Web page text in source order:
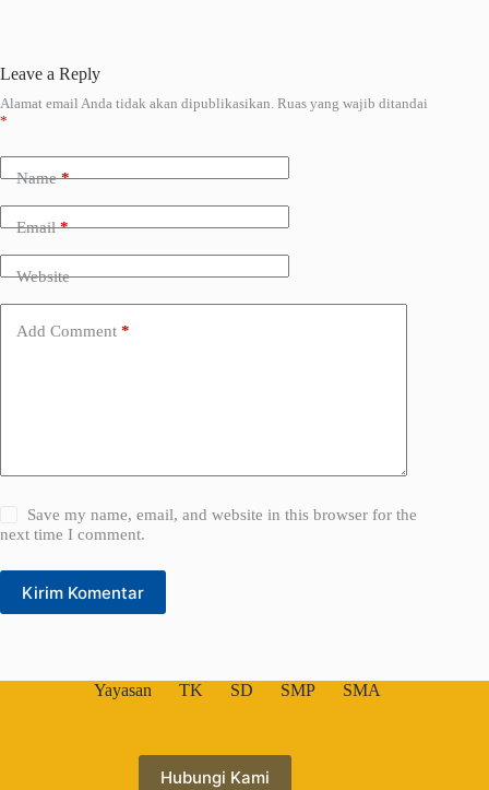
Leave a Reply
Alamat email Anda tidak akan dipublikasikan. Ruas yang wajib ditandai
*
Name*
Email*
Website
Add Comment *
Save my name, email, and website in this browser for the
next time I comment.
Kirim Komentar
A
l
r
n
v
e
Yayasan TK SD SMP SMA
Hubungi Kami